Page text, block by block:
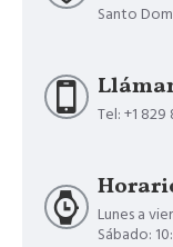
Santo
Tel: +1
Lunes a
Sábado: